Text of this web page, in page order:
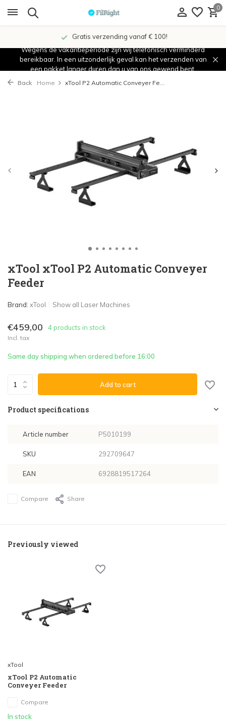
0
Gratis verzending vanaf € 100!
Wegens de vakantieperiode zijn wij telefonisch verminderd
bereikbaar. In een uitzonderlijk geval kan het verzenden van
een pakket langer duren dan u van ons gewend bent.
Back Home xTool P2 Automatic Conveyer Fe...
xTool xTool P2 Automatic Conveyer
Feeder
Brand: xTool Show all Laser Machines
€459,00 4 products in stock
Incl. tax
Same day shipping when ordered before 16:00
Add to cart
Product specifications
Article number P5010199
SKU 292709647
EAN 6928819517264
Compare Share
Previously viewed
xTool
xTool P2 Automatic
Conveyer Feeder
Compare
In stock